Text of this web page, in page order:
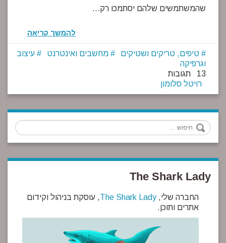
שהמשתמשים שלהם יסתמכו רק…
להמשך קריאה
טיפים, טריקים ושטיקים מחשבים ואינטרנט
עיצוב
וגרפיקה
13 תגובות
רויטל סלומון
חיפוש
The Shark Lady
החברה שלי,The Shark Lady, עוסקת בניהול וקידום
אתרים ותוכן.